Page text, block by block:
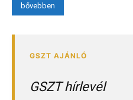
bővebben
GSZT hírlevél